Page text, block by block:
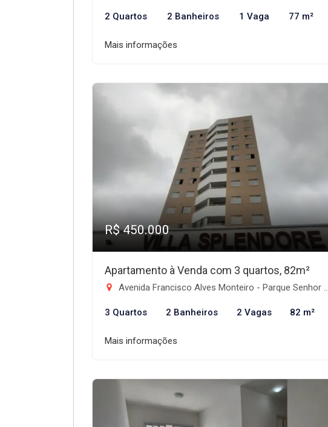
2 Quartos 2 Banheiros 1 Vaga 77 m²
Mais informações
R$ 450.000
Apartamento à Venda com 3 quartos, 82m²
Avenida Francisco Alves Monteiro - Parque Senhor do Bonfim, Taubaté-SP
3 Quartos 2 Banheiros 2 Vagas 82 m²
Mais informações